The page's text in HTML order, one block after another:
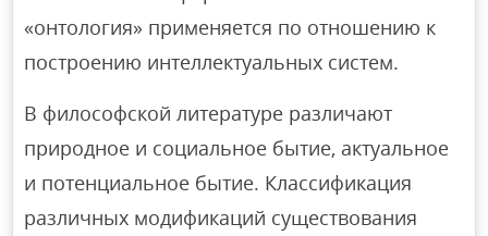
«онтология» применяется по отношению к
построению интеллектуальных систем.
В философской литературе различают
природное и социальное бытие, актуальное
и потенциальное бытие. Классификация
различных модификаций существования